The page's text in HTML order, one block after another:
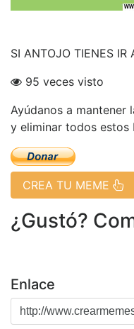
SI ANTOJO TIENES IR
95 veces visto
Ayúdanos a mantener
y eliminar todos estos
CREA TU MEME
¿Gustó?
Enlace